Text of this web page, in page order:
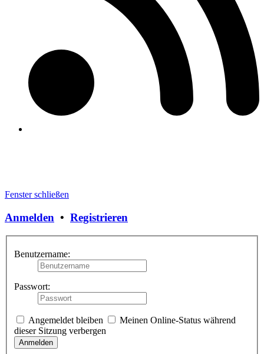
Fenster schließen
Anmelden • Registrieren
Benutzername:
Passwort:
Angemeldet bleiben
Meinen Online-Status während
dieser Sitzung verbergen